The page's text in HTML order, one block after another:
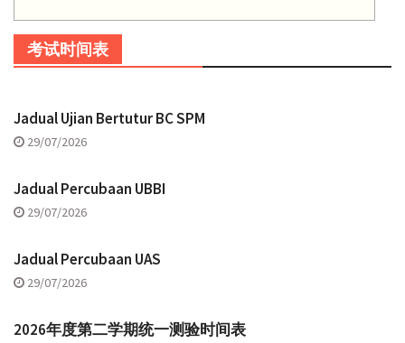
考试时间表
Jadual Ujian Bertutur BC SPM
29/07/2026
Jadual Percubaan UBBI
29/07/2026
Jadual Percubaan UAS
29/07/2026
2026年度第二学期统一测验时间表